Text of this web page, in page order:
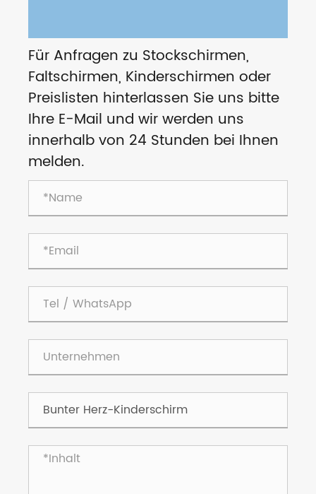
Für Anfragen zu Stockschirmen,
Faltschirmen, Kinderschirmen oder
Preislisten hinterlassen Sie uns bitte
Ihre E-Mail und wir werden uns
innerhalb von 24 Stunden bei Ihnen
melden.